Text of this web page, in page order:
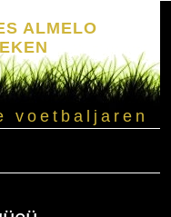
ALMELO
voetbaljaren